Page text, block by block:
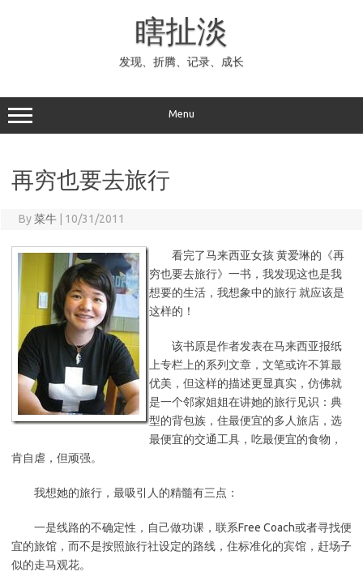
瞎扯淡
发现、折腾、记录、成长
Menu
再穷也要去旅行
By菜牛 10/31/2011
看完了马来西亚女孩 黄爱琳的《再
穷也要去旅行》一书，我发现这也是我
想要的生活，我想象中的旅行 就应该是
这样的！
该书原是作者发表在马来西亚报纸
上专栏上的系列文章，文笔或许不算最
优美，但这样的描述更显真实，仿佛就
是一个邻家姐姐在讲她的旅行见识：典
型的背包族，住最便宜的多人旅店，选
最便宜的交通工具，吃最便宜的食物，
肯自虐，但顽强。
我想她的旅行，最吸引人的精髓有三点：
一是线路的不确定性，自己做功课，联系Free Coach或者寻找便
宜的旅馆，而不是按照旅行社设定的路线，住标准化的宾馆，赶场子
似的走马观花。